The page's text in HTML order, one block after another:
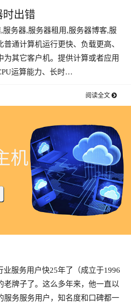
时出错
服务器,服务器租用,服务器博客,服
通计算机运行更快、负载更高、
为其它客户机。提供计算或者应用
运算能力、长时…
阅读全文
业服务用户快25年了（成立于1996
老牌子了。这么多年来，他一直以
服务服务用户，知名度和口碑都一